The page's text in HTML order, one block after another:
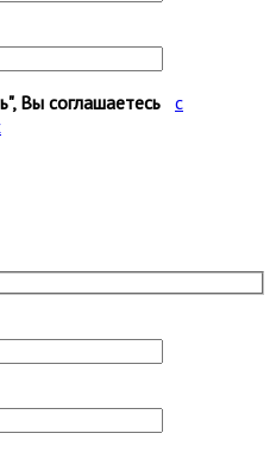
Вы соглашаетесь с